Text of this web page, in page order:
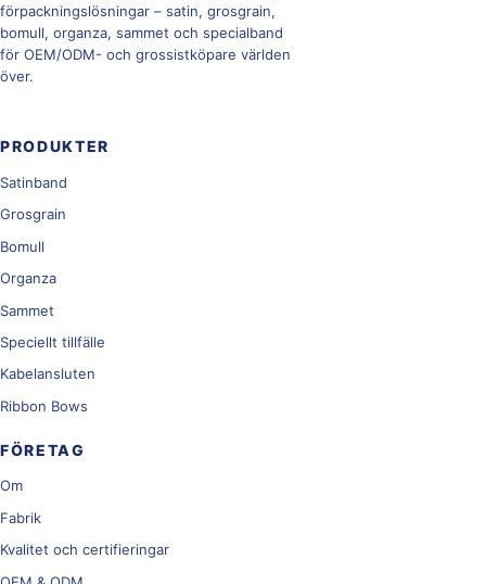
förpackningslösningar – satin, grosgrain,
bomull, organza, sammet och specialband
för OEM/ODM- och grossistköpare världen
över.
PRODUKTER
Satinband
Grosgrain
Bomull
Organza
Sammet
Speciellt tillfälle
Kabelansluten
Ribbon Bows
FÖRETAG
Om
Fabrik
Kvalitet och certifieringar